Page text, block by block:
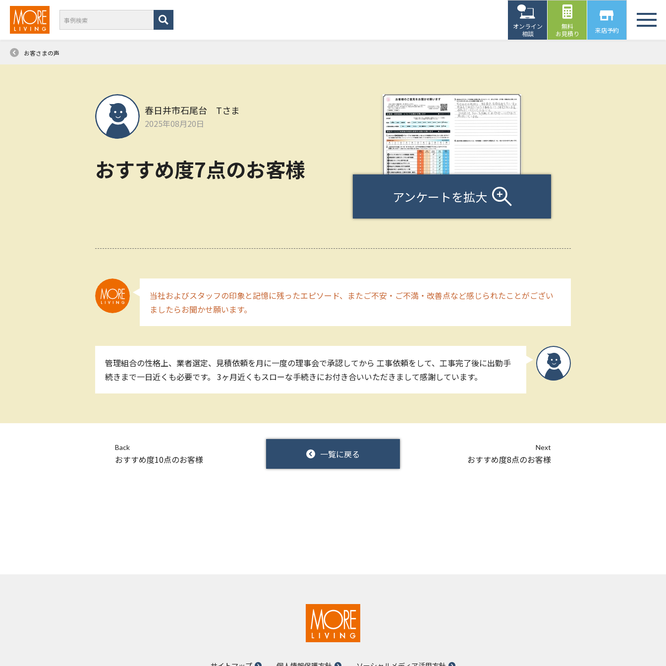
オンライン
相談
無料
お見積り
来店予約
お客さまの声
春日井市石尾台 Tさま
2025年08月20日
おすすめ度7点のお客様
アンケートを拡大
当社およびスタッフの印象と記憶に残ったエピソード、またご不安・ご不満・改善点など感じられたことがござい
ましたらお聞かせ願います。
管理組合の性格上、業者選定、見積依頼を月に一度の理事会で承認してから 工事依頼をして、工事完了後に出勤手
続きまで一日近くも必要です。 3ヶ月近くもスローな手続きにお付き合いいただきまして感謝しています。
Back
おすすめ度10点のお客様 一覧に戻る
Next
おすすめ度8点のお客様